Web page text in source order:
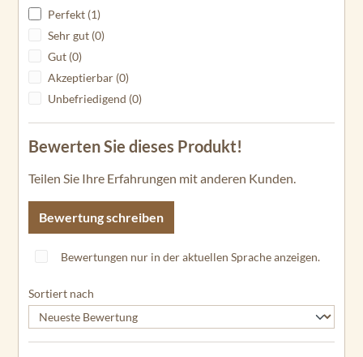
Perfekt (1)
Sehr gut (0)
Gut (0)
Akzeptierbar (0)
Unbefriedigend (0)
Bewerten Sie dieses Produkt!
Teilen Sie Ihre Erfahrungen mit anderen Kunden.
Bewertung schreiben
Bewertungen nur in der aktuellen Sprache anzeigen.
Sortiert nach